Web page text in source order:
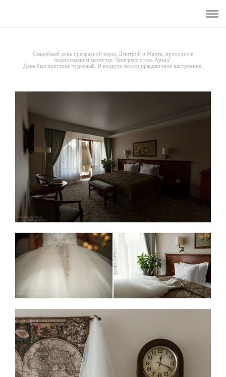
СВАДЕБНАЯ ФОТОГРАФИЯ
ДЕТСКАЯ ФОТОГРАФИЯ
БИЗНЕС-ФОТОГРАФИЯ
ИНФОРМАЦИЯ
ОТЗЫВЫ
БЛОГ
КЛИЕНТАМ
КОНТАКТЫ
Свадебный день прекрасной пары: Дмитрий и Марта, проходил в
подмосковном местечке "Конгресс отель Ареал".
День был поистине чудесный. В воздухе летало праздничное настроение.